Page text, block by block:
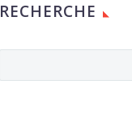
RECHERCHE